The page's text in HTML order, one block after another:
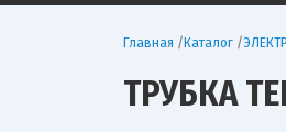
Главная /Каталог /
ТРУБКА